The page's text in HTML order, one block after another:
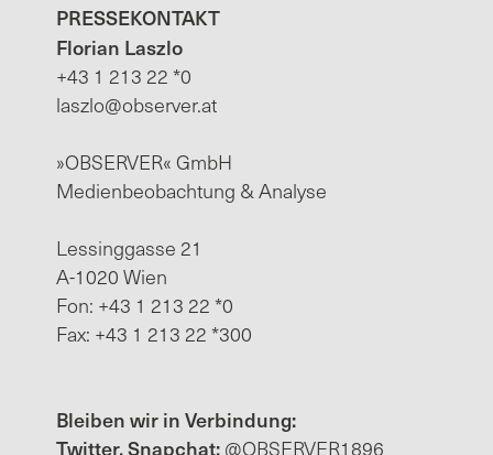
PRESSEKONTAKT
Florian Laszlo
+43 1 213 22 *0
laszlo@observer.at
»OBSERVER« GmbH
Medienbeobachtung & Analyse
Lessinggasse 21
A-1020 Wien
Fon: +43 1 213 22 *0
Fax: +43 1 213 22 *300
Bleiben wir in Verbindung:
Twitter, Snapchat:@OBSERVER1896